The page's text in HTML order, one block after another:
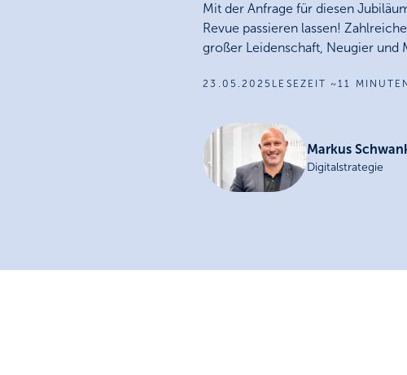
Mit der Anfrage für diesen
Revue passieren lassen!
großer Leidenschaft, Neugier und
23.05.2025 LESEZEIT ~11
Markus
Digitalstrategie